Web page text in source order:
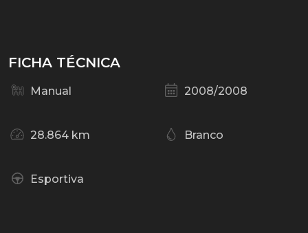
FICHA TÉCNICA
Manual 2008/2008
28.864 km Branco
Esportiva